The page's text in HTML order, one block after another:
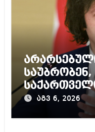
გარემოა
აგვ 6, 2026